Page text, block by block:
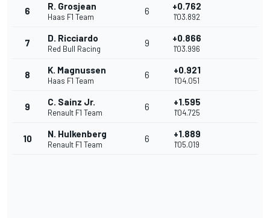
6 R. Grosjean
Haas F1 Team
6 +0.762
1'03.892
7 D. Ricciardo
Red Bull Racing
9 +0.866
1'03.996
8 K. Magnussen
Haas F1 Team
6 +0.921
1'04.051
9 C. Sainz Jr.
Renault F1 Team
6 +1.595
1'04.725
10 N. Hulkenberg
Renault F1 Team
6 +1.889
1'05.019